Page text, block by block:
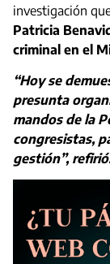
investigación
Patricia
criminal en el
“Hoy se
presunta
mandos de la
congresistas,
gestión”,